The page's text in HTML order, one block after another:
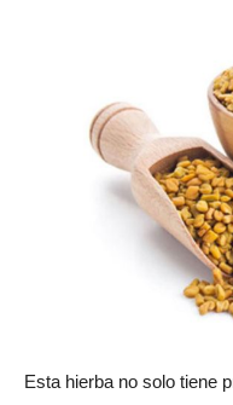
Esta hierba no solo tiene